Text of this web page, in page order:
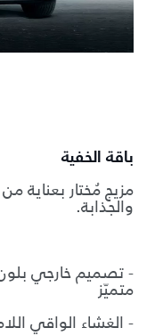
باقة الخفية
مزيج مُختار بعناية من
والجذابة.
- تصميم خارجي
متميّز
- الغشاء الواقي